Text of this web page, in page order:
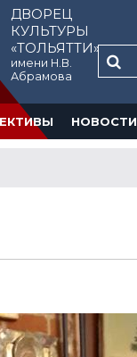
ДВОРЕЦ
КУЛЬТУРЫ
«ТОЛЬЯТТИ»
имени Н.В.
Абрамова
НОВОСТИ